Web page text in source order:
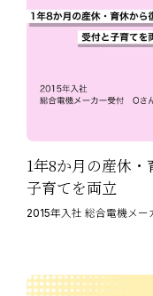
1年8か月の産休
子育てを両立
2015年入社 総合電機メー